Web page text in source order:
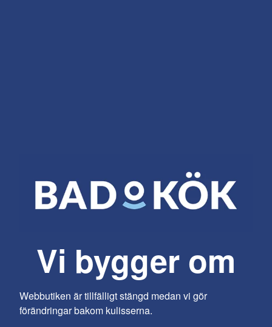
Vi bygger om
Webbutiken är tillfälligt stängd medan vi gör
förändringar bakom kulisserna.